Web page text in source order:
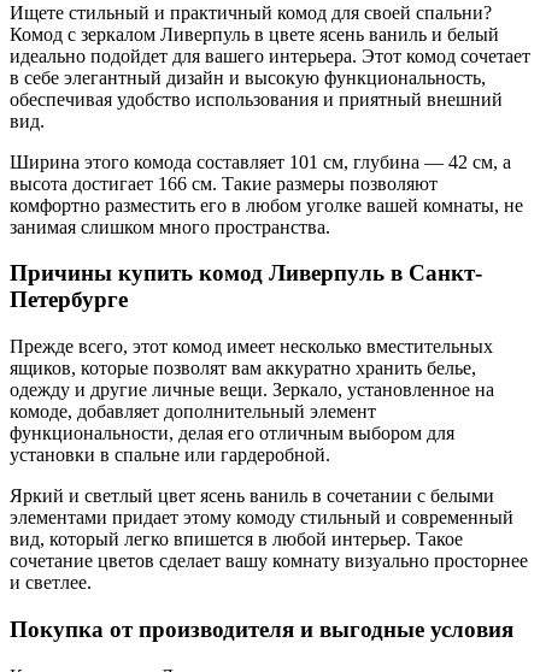
Ищете стильный и практичный комод для своей спальни?
Комод с зеркалом Ливерпуль в цвете ясень ваниль и белый
идеально подойдет для вашего интерьера. Этот комод сочетает
в себе элегантный дизайн и высокую функциональность,
обеспечивая удобство использования и приятный внешний
вид.
Ширина этого комода составляет 101 см, глубина — 42 см, а
высота достигает 166 см. Такие размеры позволяют
комфортно разместить его в любом уголке вашей комнаты, не
занимая слишком много пространства.
Причины купить комод Ливерпуль в Санкт-
Петербурге
Прежде всего, этот комод имеет несколько вместительных
ящиков, которые позволят вам аккуратно хранить белье,
одежду и другие личные вещи. Зеркало, установленное на
комоде, добавляет дополнительный элемент
функциональности, делая его отличным выбором для
установки в спальне или гардеробной.
Яркий и светлый цвет ясень ваниль в сочетании с белыми
элементами придает этому комоду стильный и современный
вид, который легко впишется в любой интерьер. Такое
сочетание цветов сделает вашу комнату визуально просторнее
и светлее.
Покупка от производителя и выгодные условия